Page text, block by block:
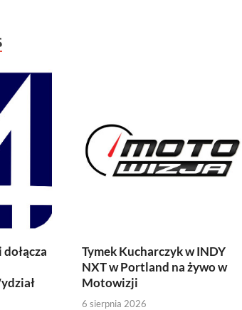
Tymek Kucharczyk w INDY
NXT w Portland na żywo w
Motowizji
6 sierpnia 2026